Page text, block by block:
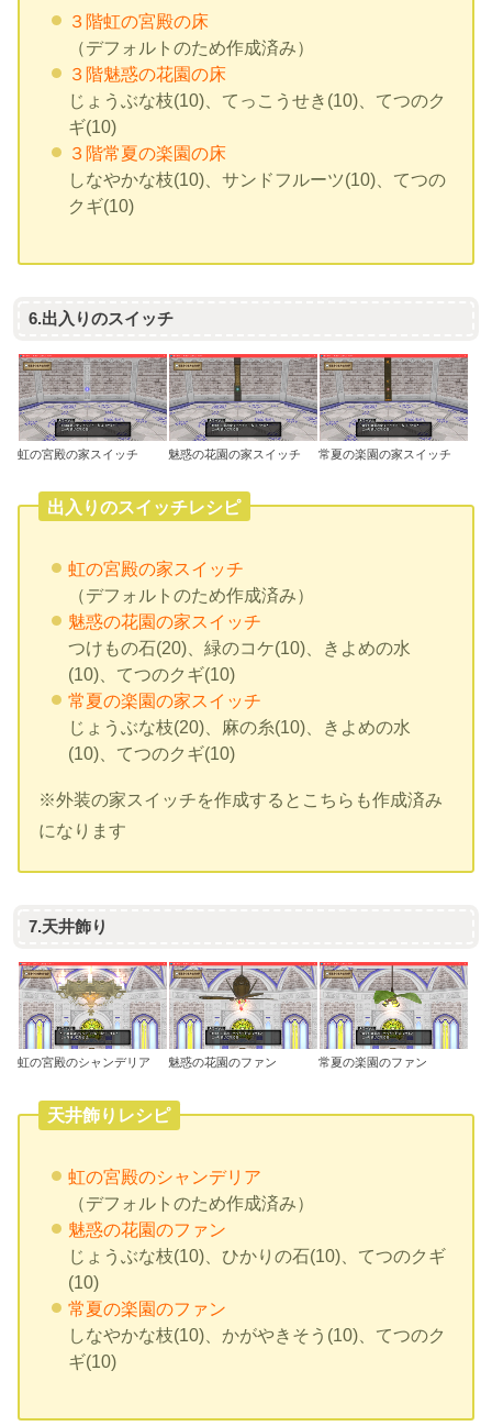
３階虹の宮殿の床
（デフォルトのため作成済み）
３階魅惑の花園の床
じょうぶな枝(10)、てっこうせき(10)、てつのク
ギ(10)
３階常夏の楽園の床
しなやかな枝(10)、サンドフルーツ(10)、てつの
クギ(10)
6.出入りのスイッチ
虹の宮殿の家スイッチ 魅惑の花園の家スイッチ 常夏の楽園の家スイッチ
出入りのスイッチレシピ
虹の宮殿の家スイッチ
（デフォルトのため作成済み）
魅惑の花園の家スイッチ
つけもの石(20)、緑のコケ(10)、きよめの水
(10)、てつのクギ(10)
常夏の楽園の家スイッチ
じょうぶな枝(20)、麻の糸(10)、きよめの水
(10)、てつのクギ(10)
※外装の家スイッチを作成するとこちらも作成済み
になります
7.天井飾り
虹の宮殿のシャンデリア 魅惑の花園のファン 常夏の楽園のファン
天井飾りレシピ
虹の宮殿のシャンデリア
（デフォルトのため作成済み）
魅惑の花園のファン
じょうぶな枝(10)、ひかりの石(10)、てつのクギ
(10)
常夏の楽園のファン
しなやかな枝(10)、かがやきそう(10)、てつのク
ギ(10)